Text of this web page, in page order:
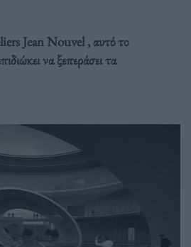
Jean Nouvel , αυτό το
να ξεπεράσει τα